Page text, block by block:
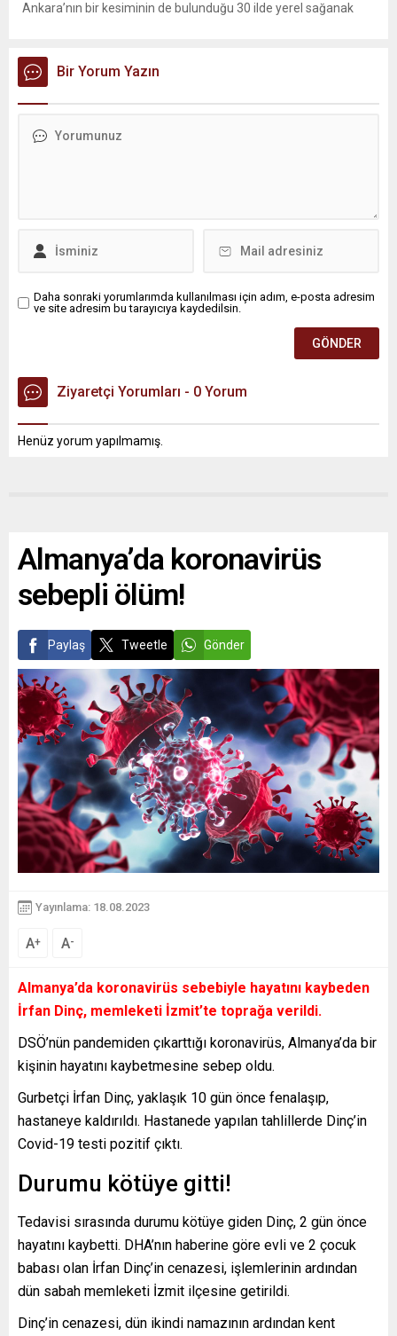
Ankara’nın bir kesiminin de bulunduğu 30 ilde yerel sağanak
üzerine çıkarak yaz değerlerine ulaşacak. Ayrıca...
Bir Yorum Yazın
Daha sonraki yorumlarımda kullanılması için adım, e-posta adresim
ve site adresim bu tarayıcıya kaydedilsin.
Ziyaretçi Yorumları - 0 Yorum
Henüz yorum yapılmamış.
Almanya’da koronavirüs
sebepli ölüm!
Paylaş Tweetle Gönder
Yayınlama: 18.08.2023
A+ A-
Almanya’da koronavirüs sebebiyle hayatını kaybeden
İrfan Dinç, memleketi İzmit’te toprağa verildi.
DSÖ’nün pandemiden çıkarttığı koronavirüs, Almanya’da bir
kişinin hayatını kaybetmesine sebep oldu.
Gurbetçi İrfan Dinç, yaklaşık 10 gün önce fenalaşıp,
hastaneye kaldırıldı. Hastanede yapılan tahlillerde Dinç’in
Covid-19 testi pozitif çıktı.
Durumu kötüye gitti!
Tedavisi sırasında durumu kötüye giden Dinç, 2 gün önce
hayatını kaybetti. DHA’nın haberine göre evli ve 2 çocuk
babası olan İrfan Dinç’in cenazesi, işlemlerinin ardından
dün sabah memleketi İzmit ilçesine getirildi.
Dinç’in cenazesi, dün ikindi namazının ardından kent